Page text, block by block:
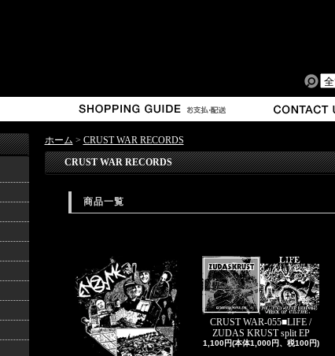
ホーム > CRUST WAR RECORDS
CRUST WAR RECORDS
商品一覧
CRUST WAR-055■LIFE /
ZUDAS KRUST split EP
1,100円(本体1,000円、税100円)